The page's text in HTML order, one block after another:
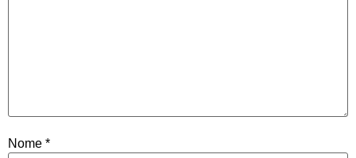
Nome *